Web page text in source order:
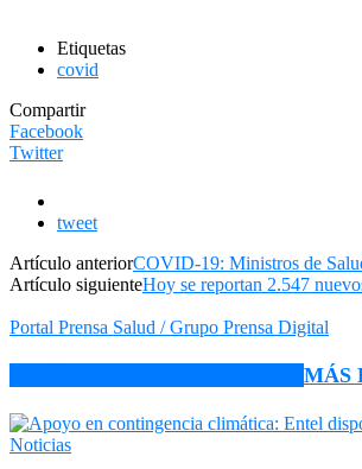
Etiquetas
covid
Compartir
Facebook
Twitter
tweet
Artículo anteriorCOVID-19: Ministros de
Artículo siguienteHoy se reportan 2.547
Portal Prensa Salud / Grupo Prensa Digital
MÁS
Noticias